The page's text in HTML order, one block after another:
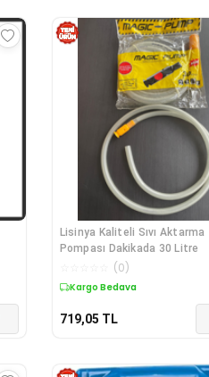
Lisinya Kaliteli Sıvı Aktarma
Pompası Dakikada 30 Litre
(0)
Kargo Bedava
719,05 TL